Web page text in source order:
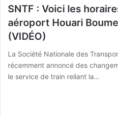
SNTF : Voici les
aéroport Houari
(VIDÉO)
La Société Nationale des
récemment annoncé des
le service de train reliant la…